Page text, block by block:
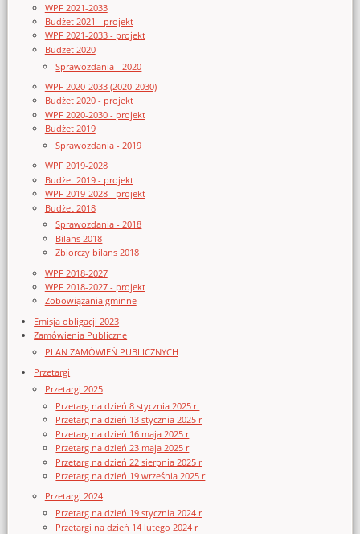
WPF 2021-2033
Budżet 2021 - projekt
WPF 2021-2033 - projekt
Budżet 2020
Sprawozdania - 2020
WPF 2020-2033 (2020-2030)
Budżet 2020 - projekt
WPF 2020-2030 - projekt
Budżet 2019
Sprawozdania - 2019
WPF 2019-2028
Budżet 2019 - projekt
WPF 2019-2028 - projekt
Budżet 2018
Sprawozdania - 2018
Bilans 2018
Zbiorczy bilans 2018
WPF 2018-2027
WPF 2018-2027 - projekt
Zobowiązania gminne
Emisja obligacji 2023
Zamówienia Publiczne
PLAN ZAMÓWIEŃ PUBLICZNYCH
Przetargi
Przetargi 2025
Przetarg na dzień 8 stycznia 2025 r.
Przetarg na dzień 13 stycznia 2025 r
Przetarg na dzień 16 maja 2025 r
Przetarg na dzień 23 maja 2025 r
Przetarg na dzień 22 sierpnia 2025 r
Przetarg na dzień 19 września 2025 r
Przetargi 2024
Przetarg na dzień 19 stycznia 2024 r
Przetargi na dzień 14 lutego 2024 r